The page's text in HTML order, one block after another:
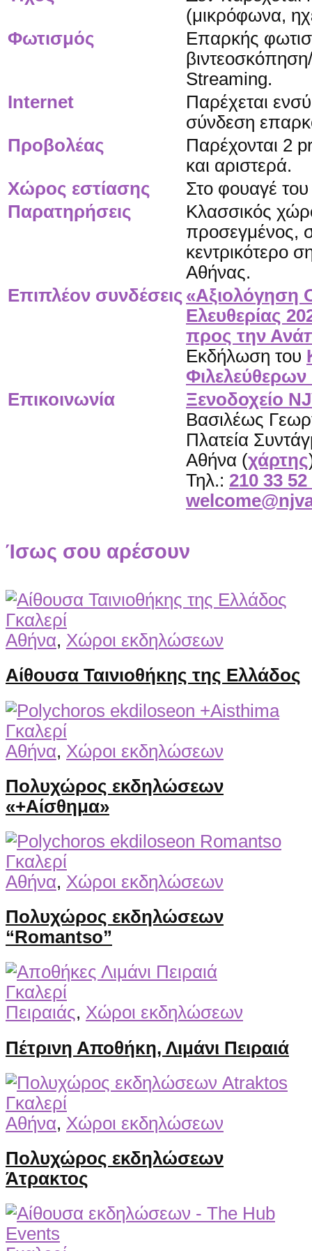
(μικρόφωνα,
Φωτισμός
Επαρκής
Streaming.
Internet
Παρέχεται
σύνδεση
Προβολέας
Παρέχονται 2
και αριστερά.
Χώρος εστίασης
Στο φουαγέ του
Παρατηρήσεις
Κλασσικός
προσεγμένος,
κεντρικότερο
Αθήνας.
Επιπλέον συνδέσεις «Αξιολόγηση
Ελευθερίας
προς την
Εκδήλωση του
Επικοινωνία
Ξενοδοχείο
Βασιλέως
Πλατεία
Αθήνα (χάρτης
Τηλ.: 210 33 52
Ίσως σου αρέσουν
Γκαλερί
Αθήνα, Χώροι εκδηλώσεων
Αίθουσα Ταινιοθήκης της Ελλάδος
Γκαλερί
Αθήνα, Χώροι εκδηλώσεων
Πολυχώρος εκδηλώσεων
«+Αίσθημα»
Γκαλερί
Αθήνα, Χώροι εκδηλώσεων
Πολυχώρος εκδηλώσεων
“Romantso”
Γκαλερί
Πειραιάς, Χώροι εκδηλώσεων
Πέτρινη Αποθήκη, Λιμάνι Πειραιά
Γκαλερί
Αθήνα, Χώροι εκδηλώσεων
Πολυχώρος εκδηλώσεων
Άτρακτος